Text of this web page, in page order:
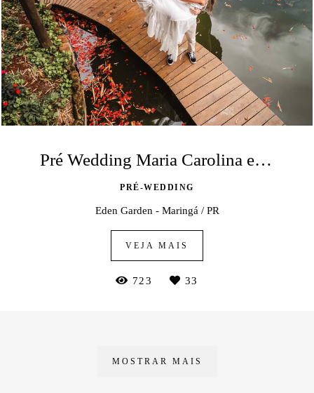
Pré Wedding Maria Carolina e Felipe
PRÉ-WEDDING
Eden Garden - Maringá / PR
VEJA MAIS
723 33
MOSTRAR MAIS